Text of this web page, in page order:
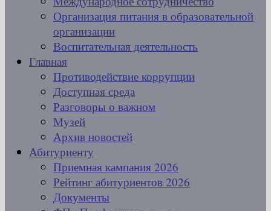
Организация питания в образовательной
организации
Воспитательная деятельность
Главная
Противодействие коррупции
Доступная среда
Разговоры о важном
Музей
Архив новостей
Абитуриенту
Приемная кампания 2026
Рейтинг абитуриентов 2026
Документы